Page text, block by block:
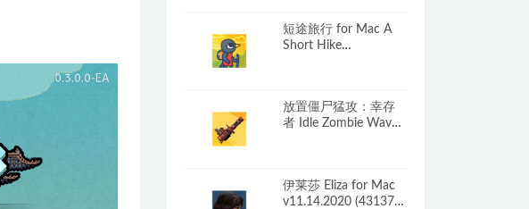
短途旅行 for Mac A
Short Hike
放置僵尸猛攻：幸存
者 Idle Zombie Wave:
伊莱莎 Eliza for Mac
v11.14.2020 (43137)